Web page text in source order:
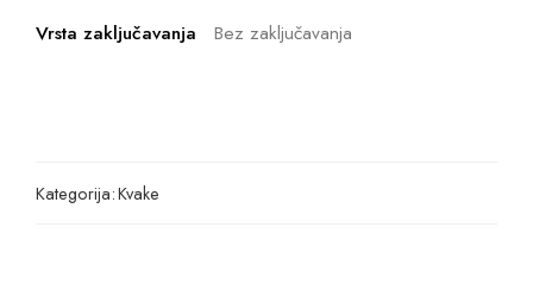
Vrsta zaključavanja
Bez zaključavanja
Kategorija:Kvake